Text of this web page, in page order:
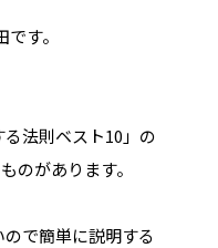
す。
法則ベスト10」の
のがあります。
で簡単に説明する